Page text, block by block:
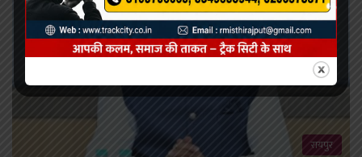
रायपुर